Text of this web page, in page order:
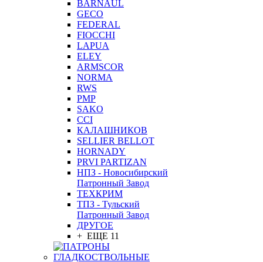
BARNAUL
GEСO
FEDERAL
FIOCCHI
LAPUA
ELEY
ARMSCOR
NORMA
RWS
PMP
SAKO
CCI
КАЛАШНИКОВ
SELLIER BELLOT
HORNADY
PRVI PARTIZAN
НПЗ - Новосибирский
Патронный Завод
ТЕХКРИМ
ТПЗ - Тульский
Патронный Завод
ДРУГОЕ
+ ЕЩЕ 11